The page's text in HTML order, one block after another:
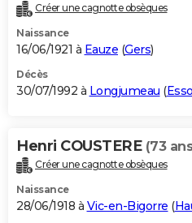
Créer une cagnotte obsèques
Naissance
16/06/1921 à Eauze (Gers)
Décès
30/07/1992 à Longjumeau (
Henri COUSTERE (73
Créer une cagnotte obsèques
Naissance
28/06/1918 à Vic-en-Bigorre (